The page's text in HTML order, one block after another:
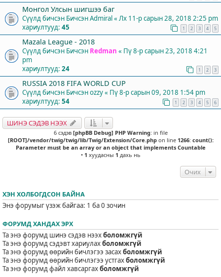
Монгол Улсын шигшээ баг
Сүүлд бичсэн БичсэнAdmiral« Лх 11-р сарын 28, 2018 2:25 pm
хариултууд: 45 1 2 3 4 5
Mazala League - 2018
Сүүлд бичсэн Бичсэн Redman « Пү 8-р сарын 23, 2018 4:21
pm
хариултууд: 24 1 2 3
RUSSIA 2018 FIFA WORLD CUP
Сүүлд бичсэн Бичсэнozzy« Пү 8-р сарын 09, 2018 1:54 pm
хариултууд: 54 1 2 3 4 5 6
ШИНЭ СЭДЭВ НЭЭХ
6 сэдэв [phpBB Debug] PHP Warning: in file
[ROOT]/vendor/twig/twig/lib/Twig/Extension/Core.phpon line 1266: count():
Parameter must be an array or an object that implements Countable
• 1 хуудасны 1 дахь нь
Очих
ХЭН ХОЛБОГДСОН БАЙНА
Энэ форумыг үзэж байгаа: 1 ба 0 зочин
ФОРУМД ХАНДАХ ЭРХ
Та энэ форумд шинэ сэдэв нээхболомжгүй
Та энэ форумд сэдэвт хариулахболомжгүй
Та энэ форумд өөрийн бичлэгээ засахболомжгүй
Та энэ форумд өөрийн бичлэгээ устгахболомжгүй
Та энэ форумд файл хавсаргахболомжгүй